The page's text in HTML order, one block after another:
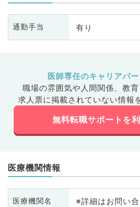
通勤手当 有り
医師専任のキャリアパ
職場の雰囲気や人間関係、 教
求人票に掲載されていない情報
無料転職サポートを
医療機関情報
医療機関名 ※詳細はお問い